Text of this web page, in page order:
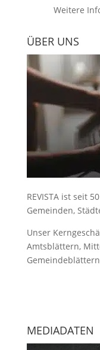
Weitere
ÜBER UNS
REVISTA ist seit
Gemeinden,
Unser
Amtsblättern,
Gemeindeblättern
MEDIADATEN